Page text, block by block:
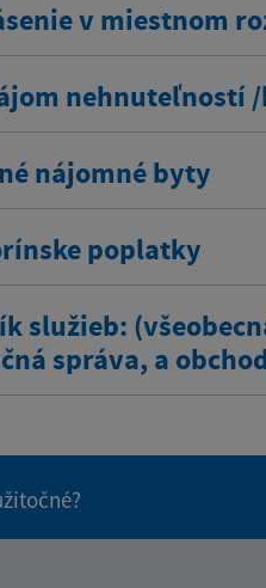
v miestnom
nájomné byty
poplatky
služieb:
správa, a